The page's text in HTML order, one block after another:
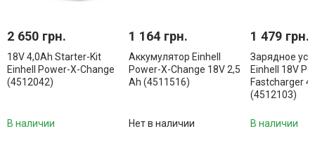
2 650 грн.
18V 4,0Аh Starter-Kit
Einhell Power-X-Change
(4512042)
В наличии
1 164 грн.
Аккумулятор Einhell
Power-X-Change 18V 2,5
Ah (4511516)
Нет в наличии
1 479 грн.
Зарядное
Einhell 18V
Fastcharger 4
(4512103)
В наличии